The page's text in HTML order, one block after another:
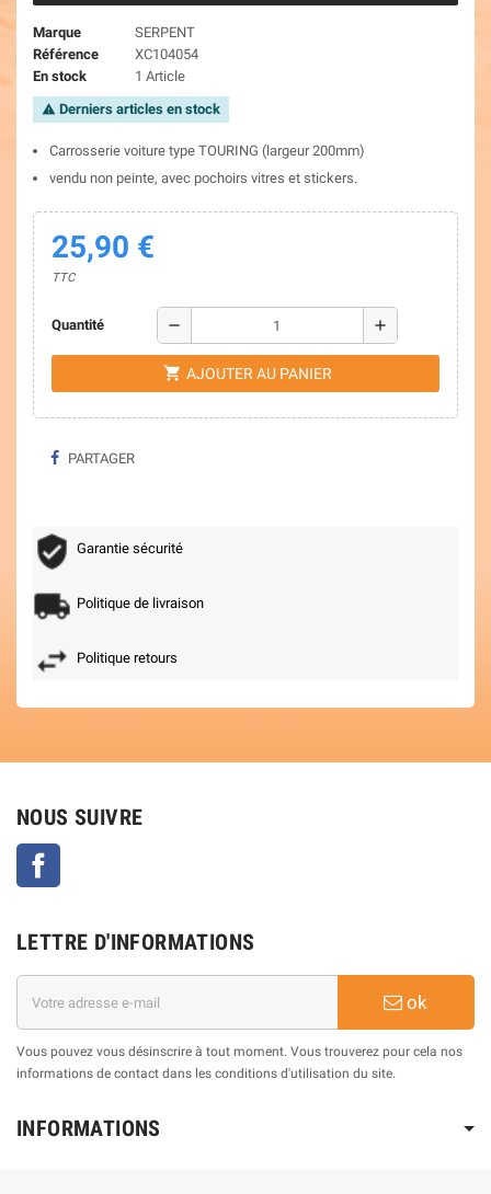
Marque
SERPENT
Référence
XC104054
En stock
1 Article
warning Derniers articles en stock
Carrosserie voiture type TOURING (largeur 200mm)
vendu non peinte, avec pochoirs vitres et stickers.
25,90 €
TTC
Quantité remove add
shopping_cart AJOUTER AU PANIER
PARTAGER
Garantie sécurité
Politique de livraison
Politique retours
NOUS SUIVRE
LETTRE D'INFORMATIONS
ok
Vous pouvez vous désinscrire à tout moment. Vous trouverez pour cela nos
informations de contact dans les conditions d'utilisation du site.
INFORMATIONS